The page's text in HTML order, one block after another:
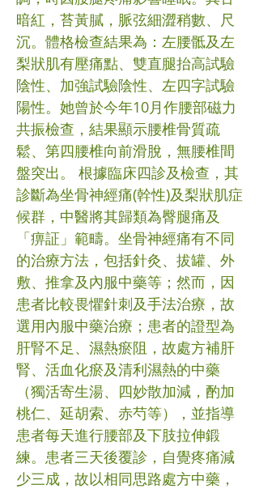
暗紅，苔黃膩，脈弦細澀稍數、尺
沉。體格檢查結果為：左腰骶及左
梨狀肌有壓痛點、雙直腿抬高試驗
陰性、加強試驗陰性、左四字試驗
陽性。她曾於今年10月作腰部磁力
共振檢查，結果顯示腰椎骨質疏
鬆、第四腰椎向前滑脫，無腰椎間
盤突出。 根據臨床四診及檢查，其
診斷為坐骨神經痛(幹性)及梨狀肌症
候群，中醫將其歸類為臀腿痛及
「痹証」範疇。坐骨神經痛有不同
的治療方法，包括針灸、拔罐、外
敷、推拿及內服中藥等；然而，因
患者比較畏懼針刺及手法治療，故
選用內服中藥治療；患者的證型為
肝腎不足、濕熱瘀阻，故處方補肝
腎、活血化瘀及清利濕熱的中藥
（獨活寄生湯、四妙散加減，酌加
桃仁、延胡索、赤芍等），並指導
患者每天進行腰部及下肢拉伸鍛
練。患者三天後覆診，自覺疼痛減
少三成，故以相同思路處方中藥，